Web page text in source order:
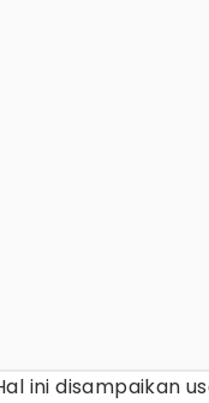
ini disampaikan